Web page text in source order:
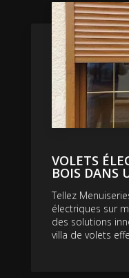
VOLETS
BOIS DANS
Tellez
électriques sur
des solutions
villa de volets